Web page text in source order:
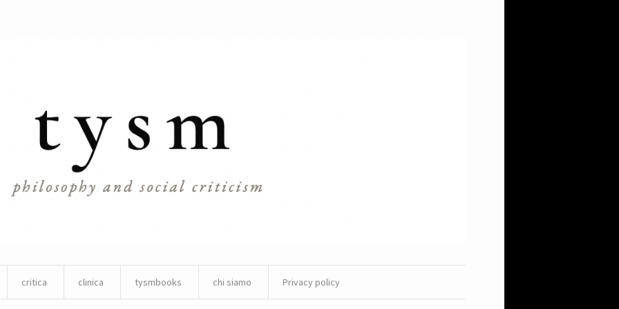
critica clinica tysmbooks chi siamo Privacy policy